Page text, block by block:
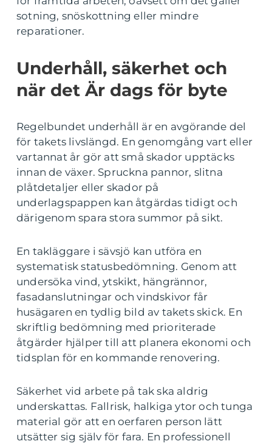
sotning, snöskottning eller mindre
reparationer.
Underhåll, säkerhet och
när det Är dags för byte
Regelbundet underhåll är en avgörande del
för takets livslängd. En genomgång vart eller
vartannat år gör att små skador upptäcks
innan de växer. Spruckna pannor, slitna
plåtdetaljer eller skador på
underlagspappen kan åtgärdas tidigt och
därigenom spara stora summor på sikt.
En takläggare i sävsjö kan utföra en
systematisk statusbedömning. Genom att
undersöka vind, ytskikt, hängrännor,
fasadanslutningar och vindskivor får
husägaren en tydlig bild av takets skick. En
skriftlig bedömning med prioriterade
åtgärder hjälper till att planera ekonomi och
tidsplan för en kommande renovering.
Säkerhet vid arbete på tak ska aldrig
underskattas. Fallrisk, halkiga ytor och tunga
material gör att en oerfaren person lätt
utsätter sig själv för fara. En professionell